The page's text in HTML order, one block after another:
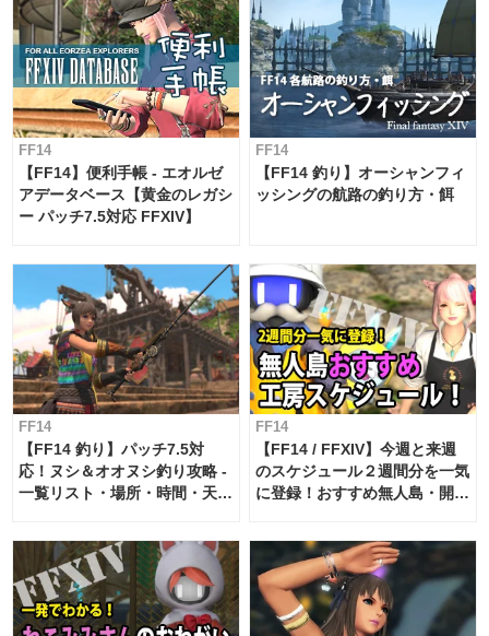
FF14
【FF14】便利手帳 - エオルゼ
アデータベース【黄金のレガシ
ー パッチ7.5対応 FFXIV】
FF14
【FF14 釣り】オーシャンフィ
ッシングの航路の釣り方・餌
FF14
【FF14 釣り】パッチ7.5対
応！ヌシ＆オオヌシ釣り攻略 -
一覧リスト・場所・時間・天
FF14
【FF14 / FFXIV】今週と来週
のスケジュール２週間分を一気
に登録！おすすめ無人島・開拓